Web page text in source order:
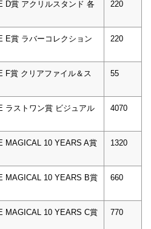
D賞 アクリルスタンド 各
220
E賞 ラバーコレクション
220
F賞 クリアファイル＆ス
55
ラストワン賞 ビジュアル
4070
MAGICAL 10 YEARS A賞
1320
MAGICAL 10 YEARS B賞
660
MAGICAL 10 YEARS C賞
770